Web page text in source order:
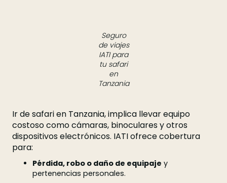
Seguro
de viajes
IATI para
tu safari
en
Tanzania
Ir de safari en Tanzania, implica llevar equipo
costoso como cámaras, binoculares y otros
dispositivos electrónicos. IATI ofrece cobertura
para:
Pérdida, robo o daño de equipaje y
pertenencias personales.